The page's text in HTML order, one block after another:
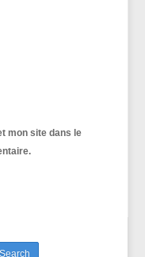
mon site dans le